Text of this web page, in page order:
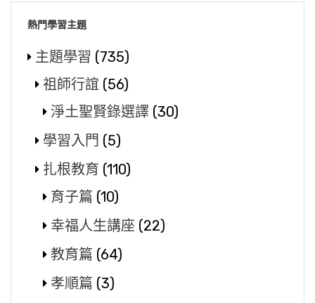
熱門學習主題
主題學習 (735)
祖師行誼 (56)
淨土聖賢錄選譯 (30)
學習入門 (5)
扎根教育 (110)
育子篇 (10)
幸福人生講座 (22)
教育篇 (64)
孝順篇 (3)